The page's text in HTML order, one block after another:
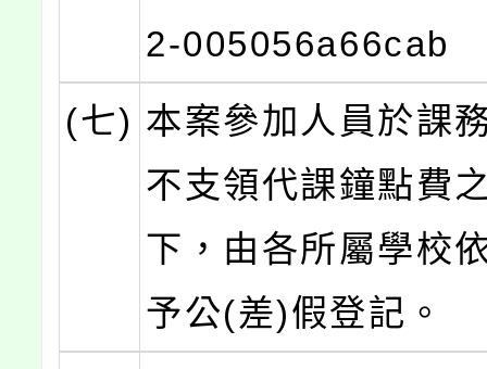
2-005056a66cab
(七) 本案參加人員於課
不支領代課鐘點費
下，由各所屬學校
予公(差)假登記。